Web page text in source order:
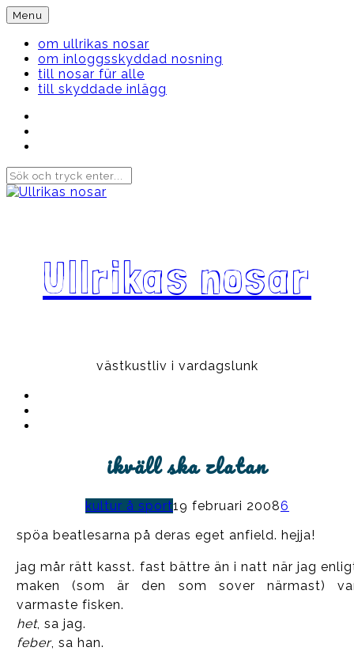
Skip
to
content
Menu
om ullrikas nosar
om inloggsskyddad nosning
till nosar für alle
till skyddade inlägg
Ullrikas nosar
västkustliv i vardagslunk
ikväll ska zlatan
kultur å sport19 februari 20086
spöa beatlesarna på deras eget anfield. hejja!
jag mår rätt kasst. fast bättre än i natt när jag
maken (som är den som sover närmast)
varmaste fisken.
het, sa jag.
feber, sa han.